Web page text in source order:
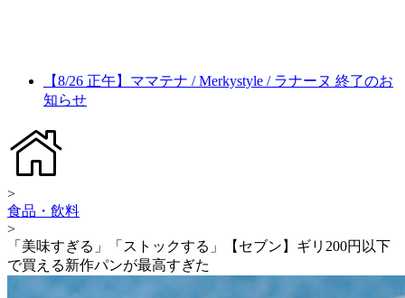
【8/26 正午】ママテナ / Merkystyle / ラナーヌ 終了のお
知らせ
>
食品・飲料
>
「美味すぎる」「ストックする」【セブン】ギリ200円以下
で買える新作パンが最高すぎた